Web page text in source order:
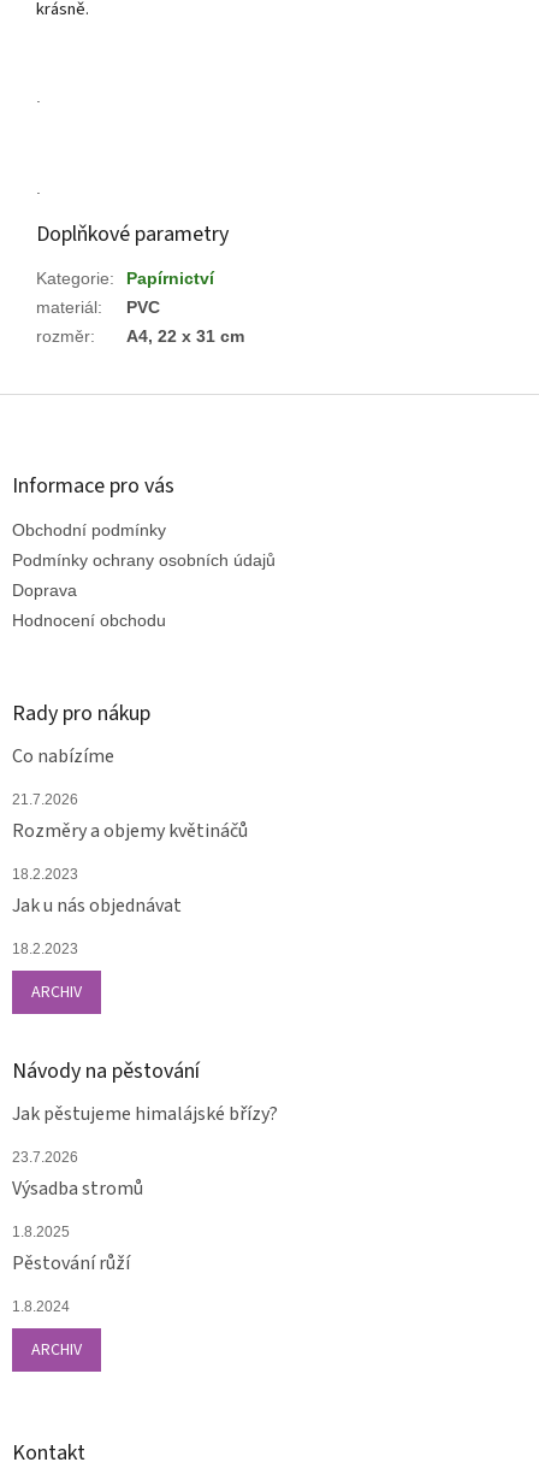
krásně.
Doplňkové parametry
Kategorie:
Papírnictví
materiál:
PVC
rozměr: A4, 22 x 31 cm
Z
Informace pro vás
Obchodní podmínky
Podmínky ochrany osobních údajů
Doprava
Hodnocení obchodu
Rady pro nákup
Co nabízíme
21.7.2026
Rozměry a objemy květináčů
18.2.2023
Jak u nás objednávat
18.2.2023
ARCHIV
Návody na pěstování
Jak pěstujeme himalájské břízy?
23.7.2026
Výsadba stromů
1.8.2025
Pěstování růží
1.8.2024
ARCHIV
Kontakt